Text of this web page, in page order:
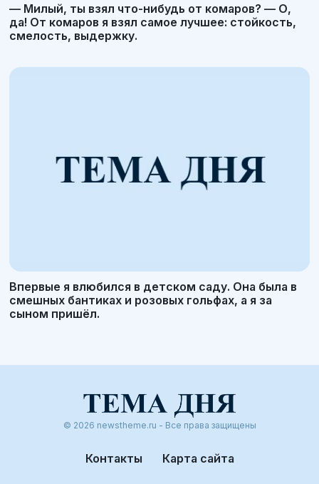
— Милый, ты взял что-нибудь от комаров? — О,
да! От комаров я взял самое лучшее: стойкость,
смелость, выдержку.
Впервые я влюбился в детском саду. Она была в
смешных бантиках и розовых гольфах, а я за
сыном пришёл.
© 2026 newstheme.ru - Все права защищены
Контакты Карта сайта